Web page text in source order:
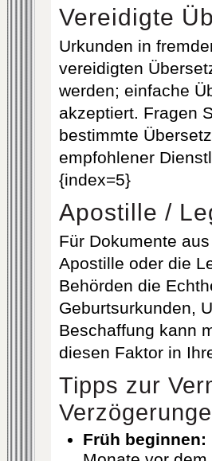
Vereidigte
Urkunden in
vereidigten
werden; einfache
akzeptiert. Fragen
bestimmte
empfohlener
{index=5}
Apostille /
Für Dokumente
Apostille oder die
Behörden die
Geburtsurkunden,
Beschaffung kann
diesen Faktor in
Tipps zur
Früh beginnen: